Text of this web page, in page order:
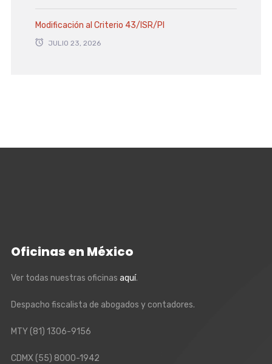
Modificación al Criterio 43/ISR/PI
JULIO 23, 2026
Oficinas en México
Ver todas nuestras oficinas aquí.
Despacho fiscalista de abogados y contadores.
MTY(81) 1306-9156
CDMX(55) 8000-1942